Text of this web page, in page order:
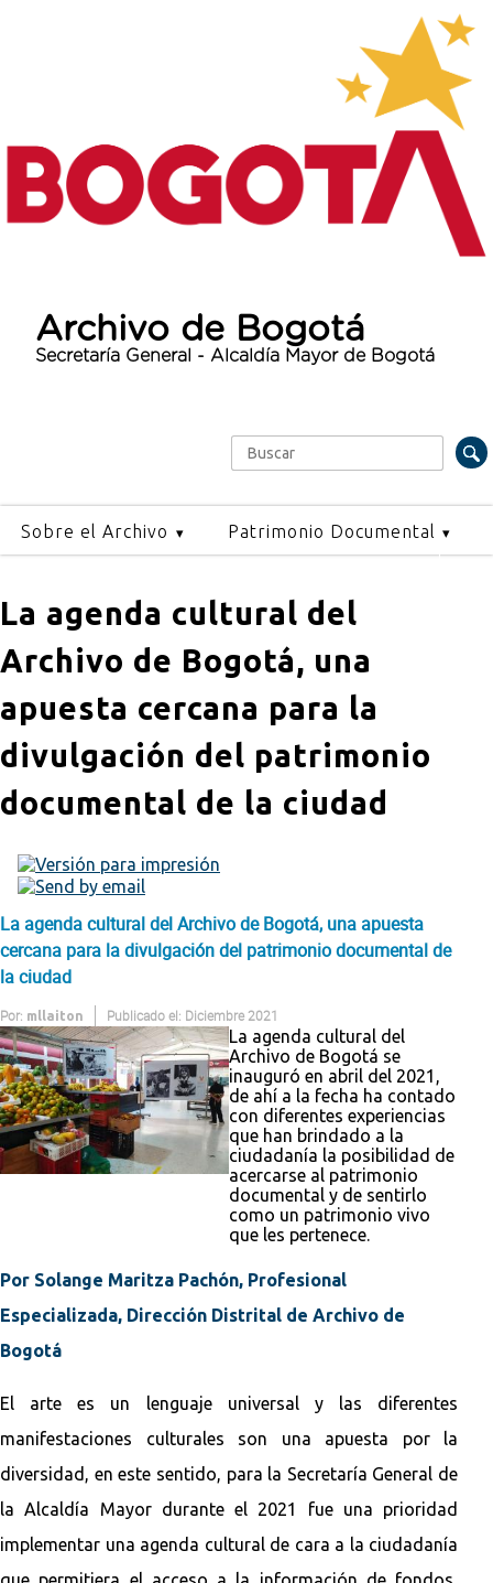
Archivo de Bogotá
Secretaría General - Alcaldía Mayor de Bogotá
Formulario de búsqueda
Buscar
Sobre el Archivo Patrimonio Documental
La agenda cultural del
Archivo de Bogotá, una
apuesta cercana para la
divulgación del patrimonio
documental de la ciudad
La agenda cultural del Archivo de Bogotá, una apuesta
cercana para la divulgación del patrimonio documental de
la ciudad
Por: mllaiton Publicado el: Diciembre 2021
La agenda cultural del
Archivo de Bogotá se
inauguró en abril del 2021,
de ahí a la fecha ha contado
con diferentes experiencias
que han brindado a la
ciudadanía la posibilidad de
acercarse al patrimonio
documental y de sentirlo
como un patrimonio vivo
que les pertenece.
Por Solange Maritza Pachón, Profesional
Especializada, Dirección Distrital de Archivo de
Bogotá
El arte es un lenguaje universal y las diferentes
manifestaciones culturales son una apuesta por la
diversidad, en este sentido, para la Secretaría General de
la Alcaldía Mayor durante el 2021 fue una prioridad
implementar una agenda cultural de cara a la ciudadanía